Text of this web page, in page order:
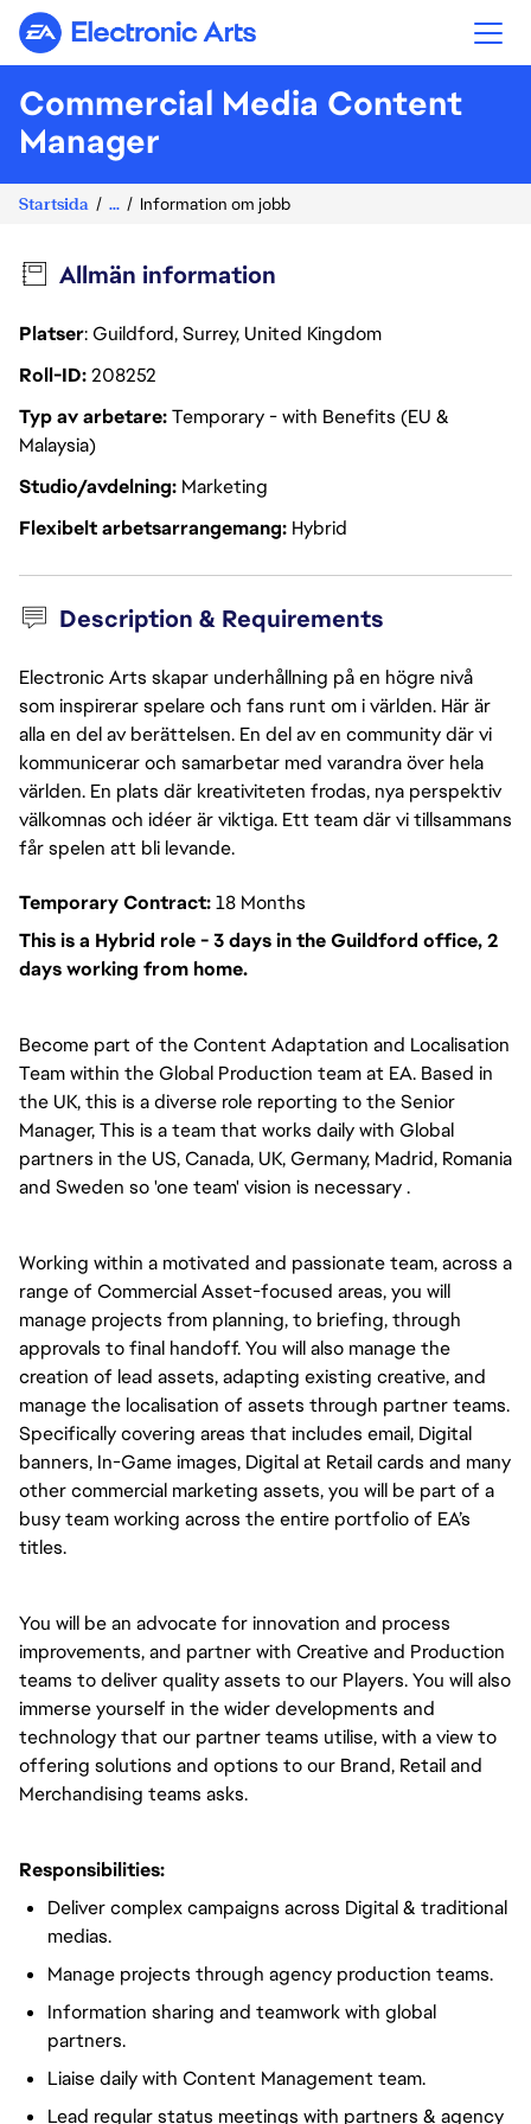
Electronic Arts
Commercial Media Content
Manager
Startsida ... Information om jobb
Allmän information
Platser: Guildford, Surrey, United Kingdom
Roll-ID208252
Typ av arbetareTemporary - with Benefits (EU &
Malaysia)
Studio/avdelning Marketing
Flexibelt arbetsarrangemang Hybrid
Description & Requirements
Electronic Arts skapar underhållning på en högre nivå
som inspirerar spelare och fans runt om i världen. Här är
alla en del av berättelsen. En del av en community där vi
kommunicerar och samarbetar med varandra över hela
världen. En plats där kreativiteten frodas, nya perspektiv
välkomnas och idéer är viktiga. Ett team där vi tillsammans
får spelen att bli levande.
Temporary Contract:18 Months
This is a Hybrid role - 3 days in the Guildford office, 2
days working from home.
Become part of the Content Adaptation and Localisation
Team within the Global Production team at EA. Based in
the UK, this is a diverse role reporting to the Senior
Manager, This is a team that works daily with Global
partners in the US, Canada, UK, Germany, Madrid, Romania
and Sweden so 'one team' vision is necessary .
Working within a motivated and passionate team, across a
range of Commercial Asset-focused areas, you will
manage projects from planning, to briefing, through
approvals to final handoff. You will also manage the
creation of lead assets, adapting existing creative, and
manage the localisation of assets through partner teams.
Specifically covering areas that includes email, Digital
banners, In-Game images, Digital at Retail cards and many
other commercial marketing assets, you will be part of a
busy team working across the entire portfolio of EA’s
titles.
You will be an advocate for innovation and process
improvements, and partner with Creative and Production
teams to deliver quality assets to our Players. You will also
immerse yourself in the wider developments and
technology that our partner teams utilise, with a view to
offering solutions and options to our Brand, Retail and
Merchandising teams asks.
Responsibilities:
Deliver complex campaigns across Digital & traditional
medias.
Manage projects through agency production teams.
Information sharing and teamwork with global
partners.
Liaise daily with Content Management team.
Lead regular status meetings with partners & agency